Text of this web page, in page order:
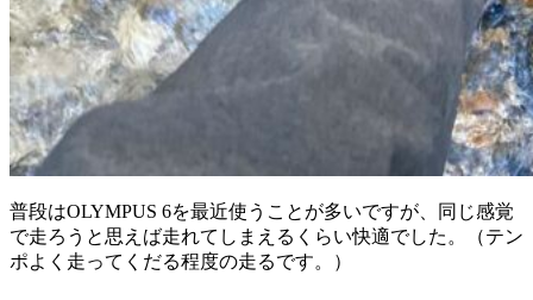
普段はOLYMPUS 6を最近使うことが多いですが、同じ感覚
で走ろうと思えば走れてしまえるくらい快適でした。（テン
ポよく走ってくだる程度の走るです。）